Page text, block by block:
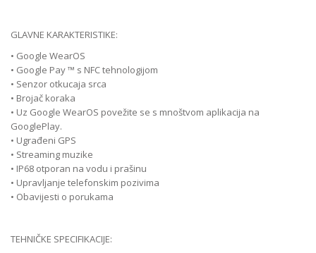
GLAVNE KARAKTERISTIKE:
• Google WearOS
• Google Pay ™ s NFC tehnologijom
• Senzor otkucaja srca
• Brojač koraka
• Uz Google WearOS povežite se s mnoštvom aplikacija na
GooglePlay.
• Ugrađeni GPS
• Streaming muzike
• IP68 otporan na vodu i prašinu
• Upravljanje telefonskim pozivima
• Obavijesti o porukama
TEHNIČKE SPECIFIKACIJE: